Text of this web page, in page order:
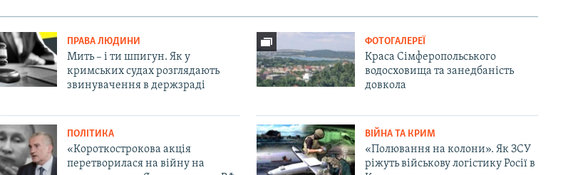
ПРАВА ЛЮДИНИ
Мить – і ти шпигун. Як у
кримських судах розглядають
звинувачення в держзраді
ФОТОГАЛЕРЕЇ
Краса Сімферопольського
водосховища та занедбаність
довкола
ПОЛІТИКА
«Короткострокова акція
перетворилася на війну на
ВІЙНА ТА КРИМ
«Полювання на колони». Як ЗСУ
ріжуть військову логістику Росії в